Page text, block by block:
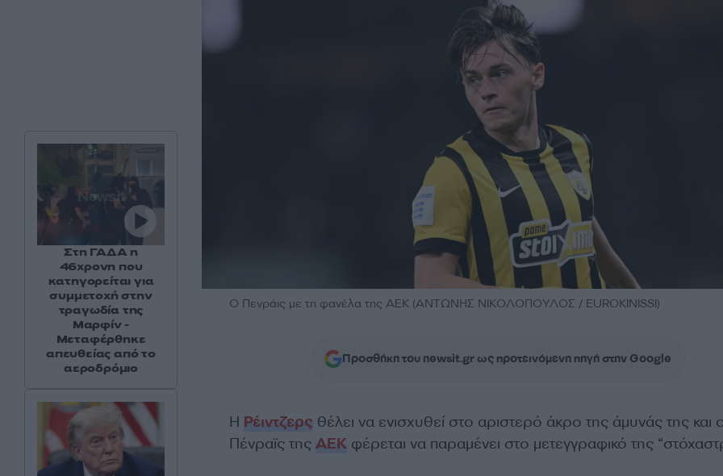
Ο Πενράις με τη φανέλα της ΑΕΚ (ΑΝΤΩΝΗΣ ΝΙΚΟΛΟΠΟΥΛΟΣ / EUROKINISSI)
Προσθήκη του newsit.gr ως προτεινόμενη πηγή στην Google
Η Ρέιντζερς θέλει να ενισχυθεί στο αριστερό άκρο της άμυνάς της και
Πένραϊς της ΑΕΚφέρεται να παραμένει στο μετεγγραφικό της
Στη ΓΑΔΑ η
46χρονη που
κατηγορείται για
συμμετοχή στην
τραγωδία της
Μαρφίν -
Μεταφέρθηκε
απευθείας από το
αεροδρόμιο